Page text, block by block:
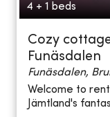
4 + 1 beds
Cozy
Funäsdalen
Funäsdalen,
Welcome to
Jämtland's